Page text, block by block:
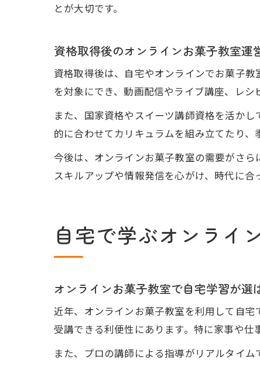
とが大切です。
資格取得後のオンラインお菓子教室運
資格取得後は、自宅やオンラインでお菓子
を対象にでき、動画配信やライブ講座、レシ
また、国家資格やスイーツ講師資格を活か
的に合わせてカリキュラムを組み立てたり
今後は、オンラインお菓子教室の需要がさ
スキルアップや情報発信を心がけ、時代に合
自宅で学ぶオンライ
オンラインお菓子教室で自宅学習が選
近年、オンラインお菓子教室を利用して自
受講できる利便性にあります。特に家事や仕
また、プロの講師による指導がリアルタイ